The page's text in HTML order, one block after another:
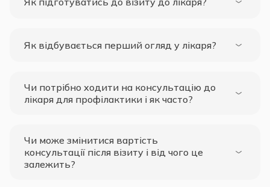
Як відбувається перший огляд у лікаря?
Чи потрібно ходити на консультацію до
лікаря для профілактики і як часто?
Чи може змінитися вартість
консультації після візиту і від чого це
залежить?